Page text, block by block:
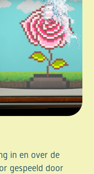
in en over de
gespeeld door